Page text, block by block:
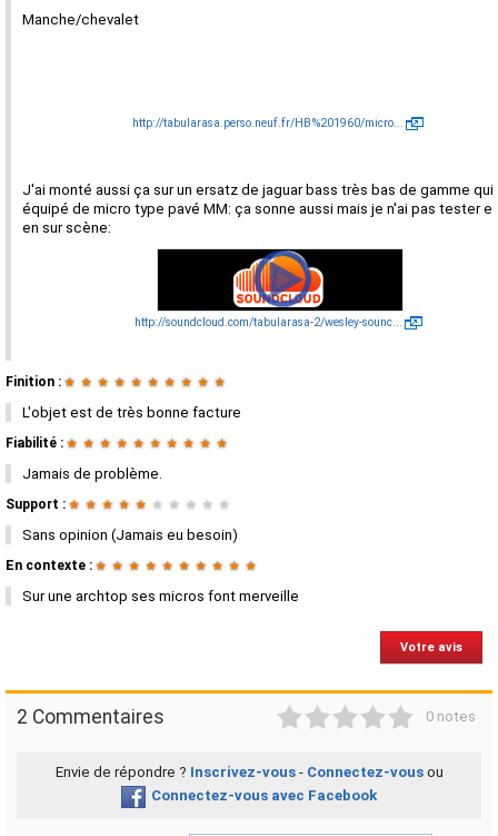
Manche/chevalet
http://tabularasa.perso.neuf.fr/HB%201960/micro...
J'ai monté aussi ça sur un ersatz de jaguar bass très bas de gamme
équipé de micro type pavé MM: ça sonne aussi mais je n'ai pas tester
en sur scène:
http://soundcloud.com/tabularasa-2/wesley-sounc...
Finition : ★ ★ ★ ★ ★ ★ ★ ★ ★ ★
L'objet est de très bonne facture
Fiabilité : ★ ★ ★ ★ ★ ★ ★ ★ ★ ★
Jamais de problème.
Support : ★ ★ ★ ★ ★ ★ ★ ★ ★ ★
Sans opinion (Jamais eu besoin)
En contexte : ★ ★ ★ ★ ★ ★ ★ ★ ★ ★
Sur une archtop ses micros font merveille
Votre avis
2 Commentaires 0 notes
Envie de répondre ? Inscrivez-vous- Connectez-vousou
Connectez-vous avec Facebook